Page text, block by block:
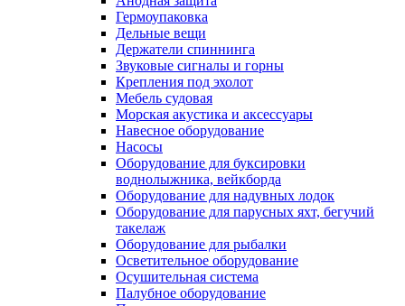
Гермоупаковка
Дельные вещи
Держатели спиннинга
Звуковые сигналы и горны
Крепления под эхолот
Мебель судовая
Морская акустика и аксессуары
Навесное оборудование
Насосы
Оборудование для буксировки
воднолыжника, вейкборда
Оборудование для надувных лодок
Оборудование для парусных яхт, бегучий
такелаж
Оборудование для рыбалки
Осветительное оборудование
Осушительная система
Палубное оборудование